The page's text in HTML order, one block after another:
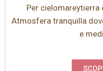
Per cielomareytierra
Atmosfera tranquilla
e